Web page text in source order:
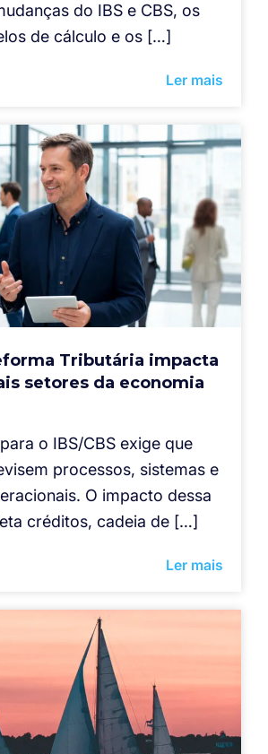
do IBS e CBS, os
de cálculo e os […]
Ler mais
Tributária impacta
setores da economia
o IBS/CBS exige que
processos, sistemas e
O impacto dessa
créditos, cadeia de […]
Ler mais